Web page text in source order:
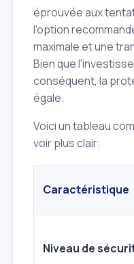
éprouvée aux
l'option
maximale et une
Bien que
conséquent, la
égale.
Voici un tableau
voir plus clair:
Caractéristique
Niveau de